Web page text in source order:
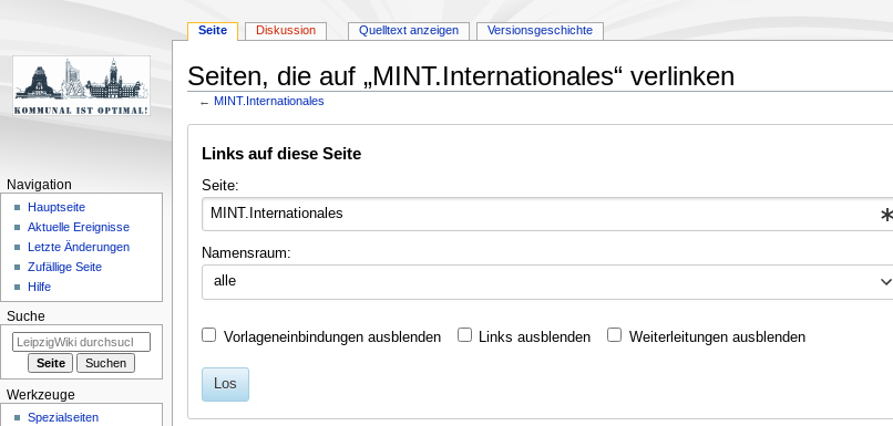
Seiten, die auf „MINT.Internationales“ verlinken
← MINT.Internationales
Navigation
Suche
Links auf diese Seite
Seite:
Namensraum:
alle
Vorlageneinbindungen ausblenden Links ausblenden Weiterleitungen ausblenden
Los
Seite Diskussion Quelltext anzeigen Versionsgeschichte
Navigation
Hauptseite
Aktuelle Ereignisse
Letzte Änderungen
Zufällige Seite
Hilfe
Suche
Werkzeuge
Spezialseiten